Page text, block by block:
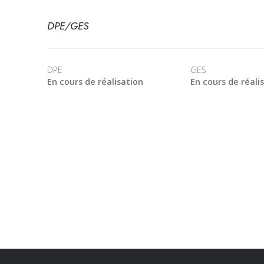
DPE/GES
DPE
En cours de réalisation
GES
En cours de